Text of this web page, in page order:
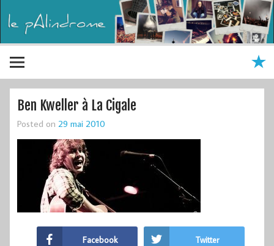
Ben Kweller à La Cigale
Posted on 29 mai 2010
Facebook Twitter